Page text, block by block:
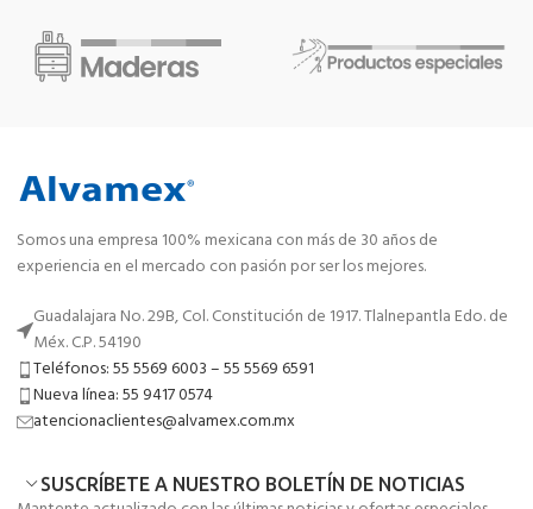
Somos una empresa 100% mexicana con más de 30 años de
experiencia en el mercado con pasión por ser los mejores.
Guadalajara No. 29B, Col. Constitución de 1917. Tlalnepantla Edo. de
Méx. C.P. 54190
Teléfonos: 55 5569 6003 – 55 5569 6591
Nueva línea: 55 9417 0574
atencionaclientes@alvamex.com.mx
SUSCRÍBETE A NUESTRO BOLETÍN DE NOTICIAS